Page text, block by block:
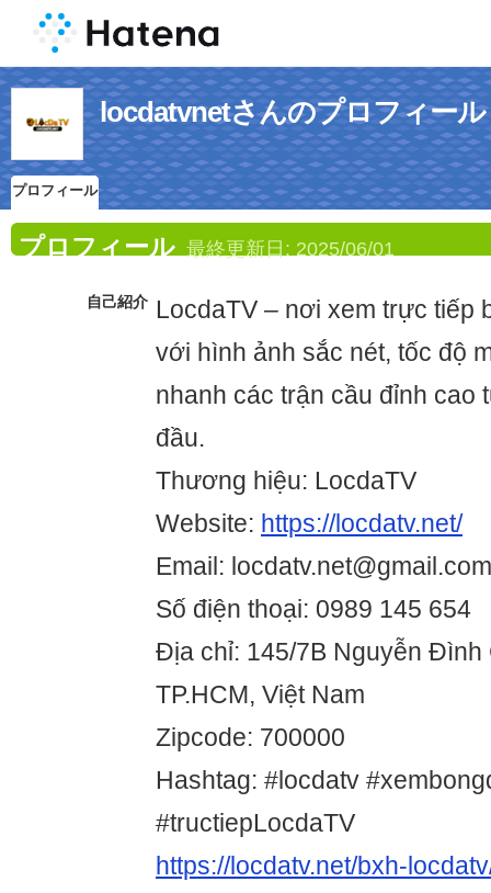
locdatvnetさんのプロフィール
プロフィール
プロフィール 最終更新日: 2025/06/01
自己紹介 LocdaTV – nơi xem trực tiếp
với hình ảnh sắc nét, tốc độ
nhanh các trận cầu đỉnh cao
đầu.
Thương hiệu: LocdaTV
Website: https://locdatv.net/
Email: locdatv.net@gmail.com
Số điện thoại: 0989 145 654
Địa chỉ: 145/7B Nguyễn Đình
TP.HCM, Việt Nam
Zipcode: 700000
Hashtag: #locdatv
#tructiepLocdaTV
https://locdatv.net/bxh-